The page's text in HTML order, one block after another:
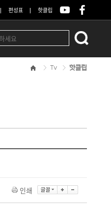
편성표 핫클립
Tv 핫클립
인쇄